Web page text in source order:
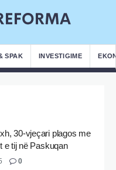
SPAK INVESTIGIME
30-vjeçari plagos me
e tij në Paskuqan
0